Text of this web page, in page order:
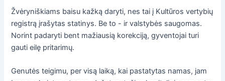
Žvėryniškiams baisu kažką daryti, nes tai į Kultūros vertybių
registrą įrašytas statinys. Be to - ir valstybės saugomas.
Norint padaryti bent mažiausią korekciją, gyventojai turi
gauti eilę pritarimų.
Genutės teigimu, per visą laiką, kai pastatytas namas, jam